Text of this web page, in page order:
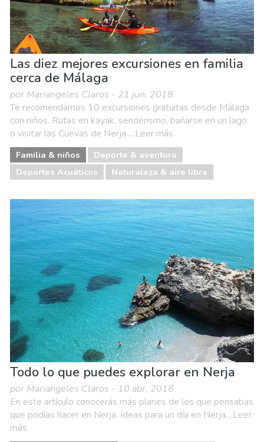
Las diez mejores excursiones en familia
cerca de Málaga
por Mariangeles Claros - 21 jun. 2018
Te recomendamos 10 excursiones gratuitas desde Málaga
con niños. Rutas en kayak, senderismo, bañarse en un lago
o visitar las Cuevas de Nerja.....Leer más
Familia & niños
Deporte & aventura
Deportes Acuáticos
Naturaleza & aire libre
Todo lo que puedes explorar en Nerja
por Mariangeles Claros - 10 abr. 2018
En este artículo conocerás más planes de los que pensabas
que podías hacer en Nerja. Ideas para un día en Nerja....Leer
más